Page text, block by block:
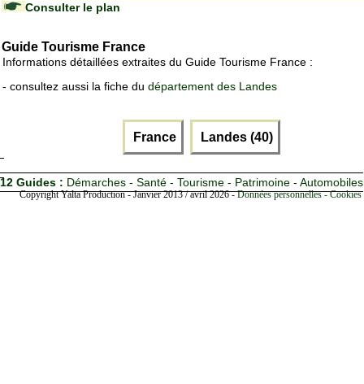
Consulter le plan
Guide Tourisme France
Informations détaillées extraites du Guide Tourisme France :
- consultez aussi la fiche du département des Landes
France Landes (40)
12 Guides : Démarches - Santé - Tourisme - Patrimoine - Automobiles
Copyright Yalta Production - Janvier 2013 / avril 2026 -Données personnelles -